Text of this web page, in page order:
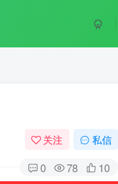
关注 私信
0 78 10